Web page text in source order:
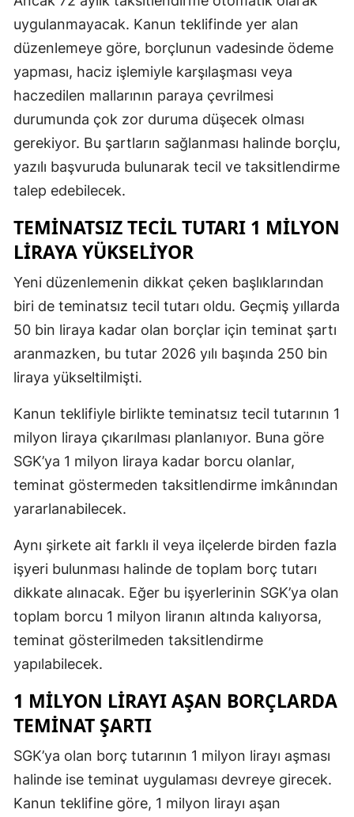
uygulanmayacak. Kanun teklifinde yer alan
düzenlemeye göre, borçlunun vadesinde ödeme
yapması, haciz işlemiyle karşılaşması veya
haczedilen mallarının paraya çevrilmesi
durumunda çok zor duruma düşecek olması
gerekiyor. Bu şartların sağlanması halinde borçlu,
yazılı başvuruda bulunarak tecil ve taksitlendirme
talep edebilecek.
TEMINATSIZ TECIL TUTARI 1 MILYON
LIRAYA YÜKSELIYOR
Yeni düzenlemenin dikkat çeken başlıklarından
biri de teminatsız tecil tutarı oldu. Geçmiş yıllarda
50 bin liraya kadar olan borçlar için teminat şartı
aranmazken, bu tutar 2026 yılı başında 250 bin
liraya yükseltilmişti.
Kanun teklifiyle birlikte teminatsız tecil tutarının 1
milyon liraya çıkarılması planlanıyor. Buna göre
SGK’ya 1 milyon liraya kadar borcu olanlar,
teminat göstermeden taksitlendirme imkânından
yararlanabilecek.
Aynı şirkete ait farklı il veya ilçelerde birden fazla
işyeri bulunması halinde de toplam borç tutarı
dikkate alınacak. Eğer bu işyerlerinin SGK’ya olan
toplam borcu 1 milyon liranın altında kalıyorsa,
teminat gösterilmeden taksitlendirme
yapılabilecek.
1 MILYON LIRAYI AŞAN BORÇLARDA
TEMINAT ŞARTI
SGK’ya olan borç tutarının 1 milyon lirayı aşması
halinde ise teminat uygulaması devreye girecek.
Kanun teklifine göre, 1 milyon lirayı aşan